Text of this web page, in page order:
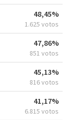
48,45%
1.625 votos
47,86%
851 votos
45,13%
816 votos
41,17%
6.815 votos